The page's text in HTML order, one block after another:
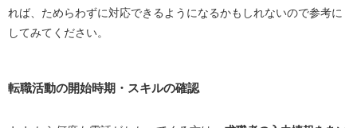
れば、ためらわずに対応できるようになるかもしれないので参考に
してみてください。
転職活動の開始時期・スキルの確認